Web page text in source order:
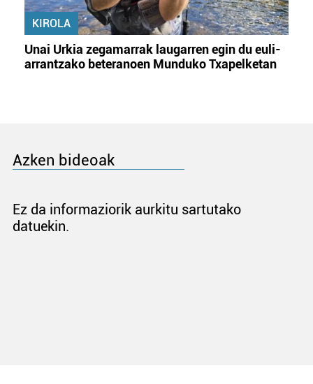
KIROLA
Unai Urkia zegamarrak laugarren egin du euli-
arrantzako beteranoen Munduko Txapelketan
Azken bideoak
Ez da informaziorik aurkitu sartutako
datuekin.